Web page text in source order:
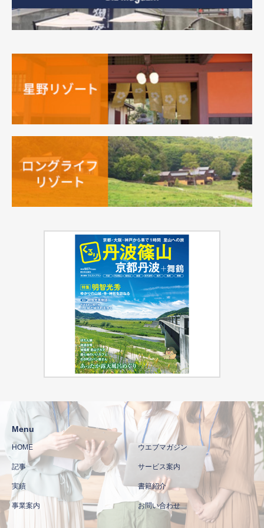
Menu
HOME ウエブマガジン
記事 サービス案内
実績 書籍紹介
事業案内 お問い合わせ